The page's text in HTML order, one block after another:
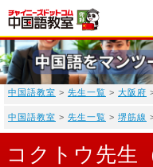
中国語教室 > 先生一覧 > 大阪府
中国語教室 > 先生一覧 > 堺筋線
コクトウ先生